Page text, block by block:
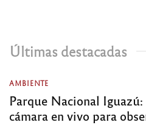
Últimas destacadas
AMBIENTE
Parque Nacional
cámara en vivo para